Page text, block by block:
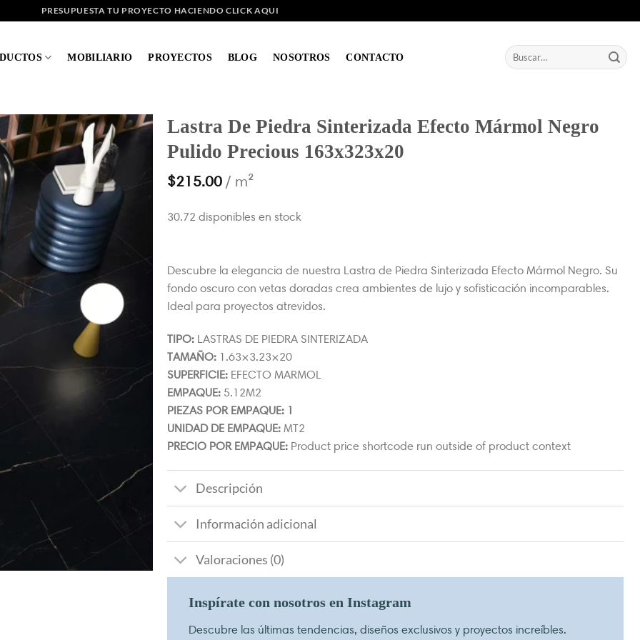
PRESUPUESTA TU PROYECTO HACIENDO CLICK AQUI
MOBILIARIO PROYECTOS BLOG NOSOTROS CONTACTO
Buscar
por:
Lastra De Piedra Sinterizada Efecto Mármol Negro
Pulido Precious 163x323x20
$215.00 / m²
30.72 disponibles en stock
Descubre la elegancia de nuestra Lastra de Piedra Sinterizada Efecto Mármol Negro. Su
fondo oscuro con vetas doradas crea ambientes de lujo y sofisticación incomparables.
Ideal para proyectos atrevidos.
TIPO:LASTRAS DE PIEDRA SINTERIZADA
TAMAÑO:1.63×3.23×20
SUPERFICIE:EFECTO MARMOL
EMPAQUE:5.12M2
PIEZAS POR EMPAQUE: 1
UNIDAD DE EMPAQUE:MT2
PRECIO POR EMPAQUE:Product price shortcode run outside of product context
Descripción
Información adicional
Valoraciones (0)
Inspírate con nosotros en Instagram
Descubre las últimas tendencias, diseños exclusivos y proyectos increíbles.